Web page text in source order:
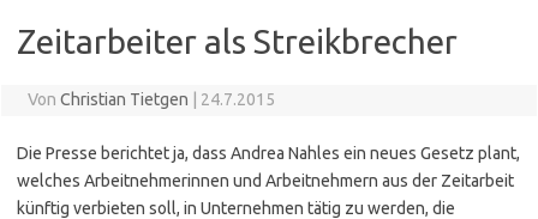
Zeitarbeiter als Streikbrecher
Von Christian Tietgen | 24.7.2015
Die Presse berichtet ja, dass Andrea Nahles ein neues Gesetz plant,
welches Arbeitnehmerinnen und Arbeitnehmern aus der Zeitarbeit
künftig verbieten soll, in Unternehmen tätig zu werden, die